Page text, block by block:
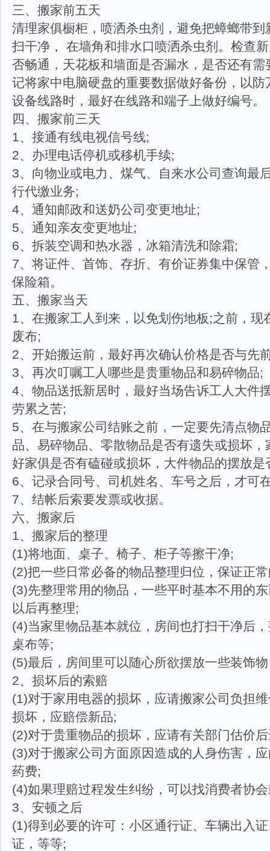
三、搬家前五天
清理家俱橱柜，喷洒杀虫剂，避免把蟑螂带
扫干净， 在墙角和排水口喷洒杀虫剂。检查
否畅通，天花板和墙面是否漏水，是否还有
记将家中电脑硬盘的重要数据做好备份，以
设备线路时，最好在线路和端子上做好编号。
四、搬家前三天
1、接通有线电视信号线;
2、办理电话停机或移机手续;
3、向物业或电力、煤气、自来水公司查询最
行代缴业务;
4、通知邮政和送奶公司变更地址;
5、通知亲友变更地址;
6、拆装空调和热水器，冰箱清洗和除霜;
7、将证件、首饰、存折、有价证券集中保管
保险箱。
五、搬家当天
1、在搬家工人到来，以免划伤地板;之前，现
废布;
2、开始搬运前，最好再次确认价格是否与先
3、再次叮嘱工人哪些是贵重物品和易碎物品;
4、物品送抵新居时，最好当场告诉工人大件
劳累之苦;
5、在与搬家公司结账之前，一定要先清点物
品、易碎物品、零散物品是否有遗失或损坏
好家俱是否有磕碰或损坏，大件物品的摆放是
6、记录合同号、司机姓名、车号之后，才可
7、结帐后索要发票或收据。
六、搬家后
1、搬家后的整理
(1)将地面、桌子、椅子、柜子等擦干净;
(2)把一些日常必备的物品整理归位，保证正
(3)先整理常用的物品，一些平时基本不用的
以后再整理;
(4)当家里物品基本就位，房间也打扫干净后
桌布等;
(5)最后，房间里可以随心所欲摆放一些装饰
2、损坏后的索赔
(1)对于家用电器的损坏，应请搬家公司负担
损坏，应赔偿新品;
(2)对于贵重物品的损坏，应请有关部门估价
(3)对于搬家公司方面原因造成的人身伤害，
药费;
(4)如果理赔过程发生纠纷，可以找消费者协
3、安顿之后
(1)得到必要的许可：小区通行证、车辆出入
证，等等;